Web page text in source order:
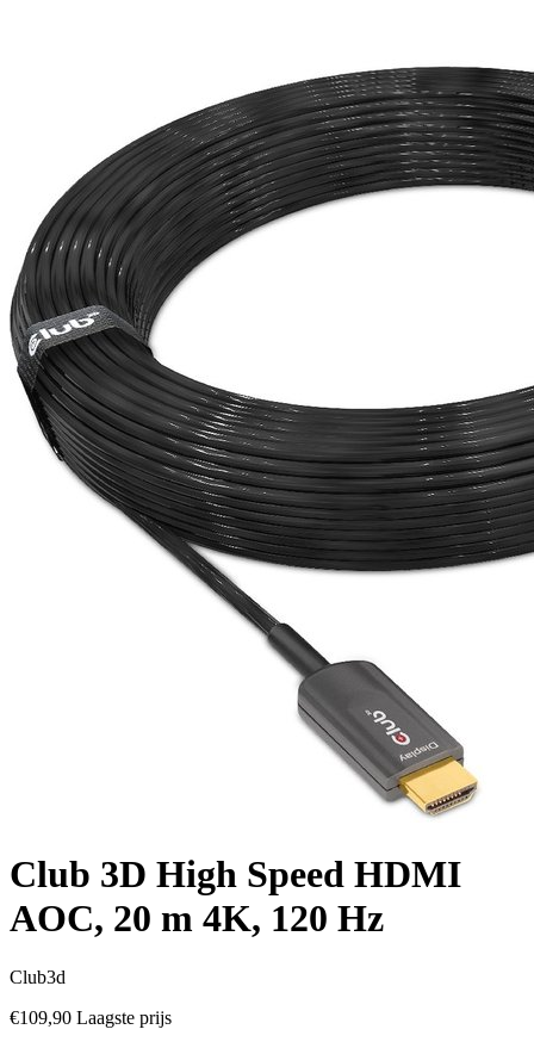
Club 3D High Speed HDMI
AOC, 20 m 4K, 120 Hz
Club3d
€109,90 Laagste prijs